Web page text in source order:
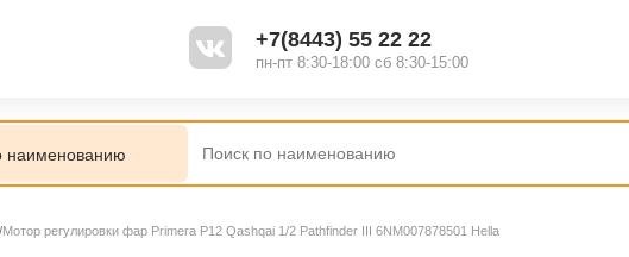
+7(8443) 55 22 22
пн-пт 8:30-18:00 сб 8:30-15:00
Мотор регулировки фар Primera P12 Qashqai 1/2 Pathfinder III 6NM007878501 Hella